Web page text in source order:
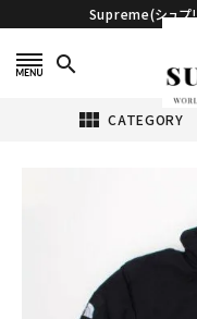
Supreme(シュ
search
view_module CATEGORY